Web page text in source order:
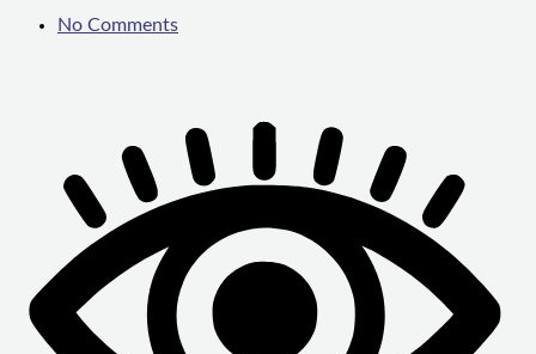
No Comments